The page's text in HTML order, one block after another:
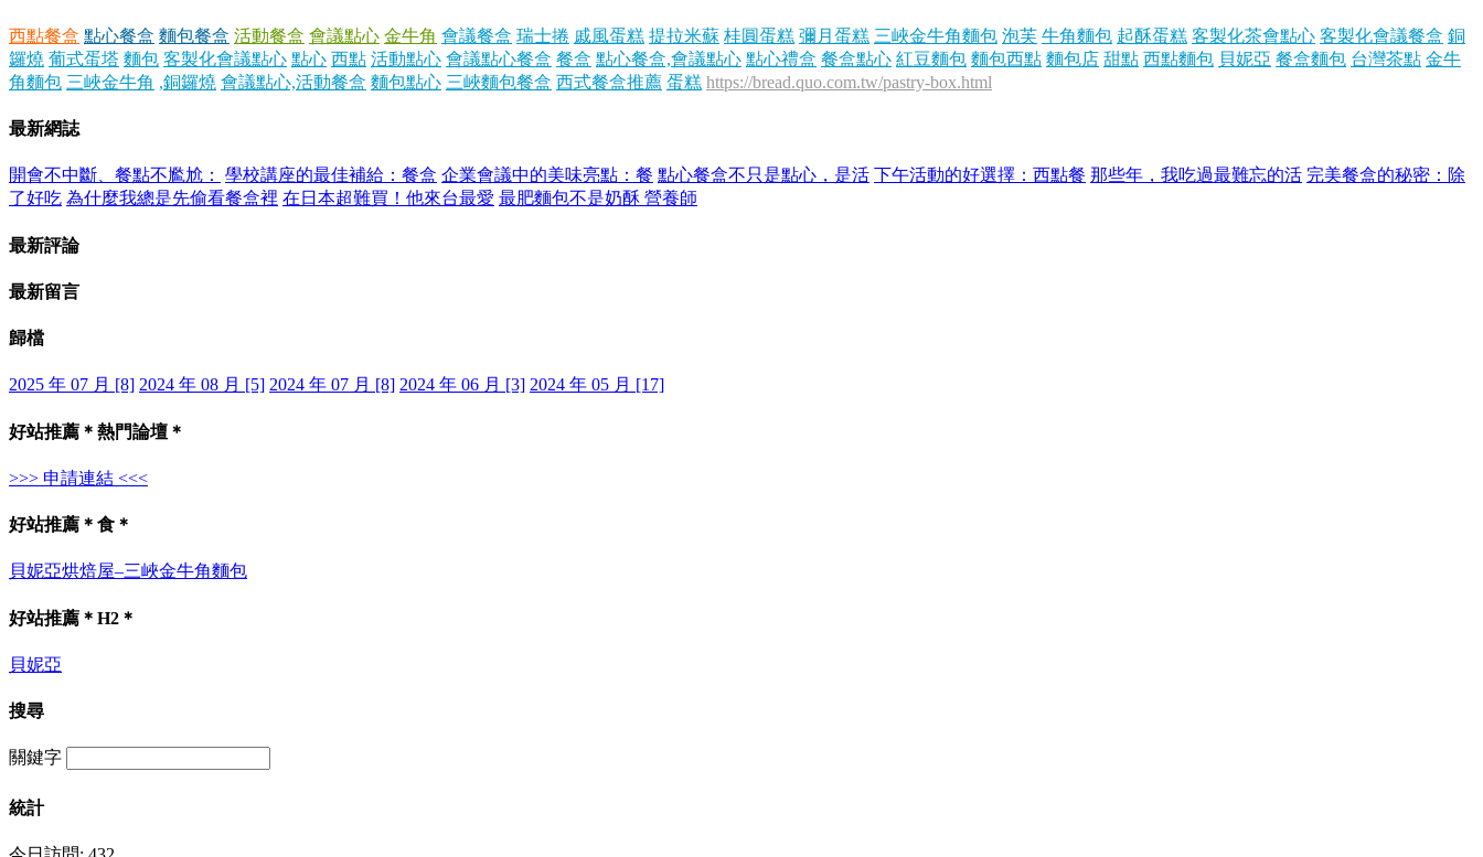
西點餐盒 點心餐盒 麵包餐盒 活動餐盒 會議點心 金牛角 會議餐盒 瑞士捲 戚風蛋糕 提拉米蘇 桂圓蛋糕 彌月蛋糕 三峽金牛角麵包 泡芙 牛角麵包 起酥蛋糕 客製化茶會點心 客製化會議餐盒 銅
鑼燒 葡式蛋塔 麵包 客製化會議點心 點心 西點 活動點心 會議點心餐盒 餐盒 點心餐盒,會議點心 點心禮盒 餐盒點心 紅豆麵包 麵包西點 麵包店 甜點 西點麵包 貝妮亞 餐盒麵包 台灣茶點 金牛
角麵包 三峽金牛角 ,銅鑼燒 會議點心,活動餐盒 麵包點心 三峽麵包餐盒 西式餐盒推薦 蛋糕 https://bread.quo.com.tw/pastry-box.html
最新網誌
開會不中斷、餐點不尷尬： 學校講座的最佳補給：餐盒 企業會議中的美味亮點：餐 點心餐盒不只是點心，是活 下午活動的好選擇：西點餐 那些年，我吃過最難忘的活 完美餐盒的秘密：除
了好吃 為什麼我總是先偷看餐盒裡 在日本超難買！他來台最愛 最肥麵包不是奶酥 營養師
最新評論
最新留言
歸檔
2025 年 07 月 [8] 2024 年 08 月 [5] 2024 年 07 月 [8] 2024 年 06 月 [3] 2024 年 05 月 [17]
好站推薦＊熱門論壇＊
>>> 申請連結 <<<
好站推薦＊食＊
貝妮亞烘焙屋–三峽金牛角麵包
好站推薦＊H2＊
貝妮亞
搜尋
關鍵字
統計